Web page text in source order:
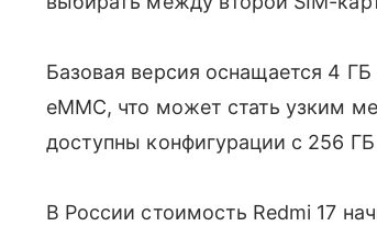
Базовая версия оснащается 4
eMMC, что может стать узким
доступны конфигурации с 256
В России стоимость Redmi 17